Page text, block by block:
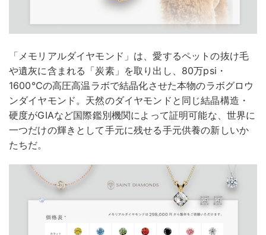
「メモリアルダイヤモンド」は、愛するペットの抜け毛
や遺灰に含まれる「炭素」を取り出し、80万psi・
1600℃の高圧高温ラボで結晶化させた本物のラボグロウ
ンダイヤモンド。天然のダイヤモンドと同じ結晶構造・
硬度がGIAなど国際鑑別機関によって証明可能な、世界に
一つだけの輝きとして手元に残せる手元供養の新しいか
たちだ。